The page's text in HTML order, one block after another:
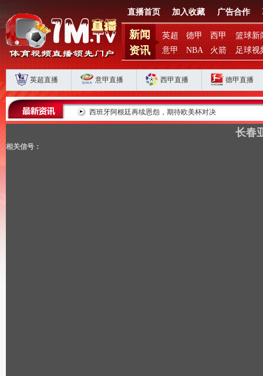
直播首页 加入收藏 广告合作
新闻
资讯
英超 德甲 西甲
篮球新
意甲
NBA 火箭 足球视
英超直播 意甲直播 西甲直播 德甲直播
？ 西班牙阿根廷再续恩怨，期待欧美杯对决
长春
相关信号：